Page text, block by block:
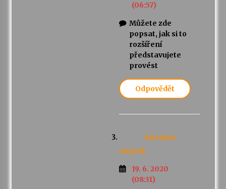
(06:57)
Můžete zde
popsat, jak si to
rozšíření
představujete
provést
Odpovědět
Anonym
napsal:
19. 6. 2020
(08:31)